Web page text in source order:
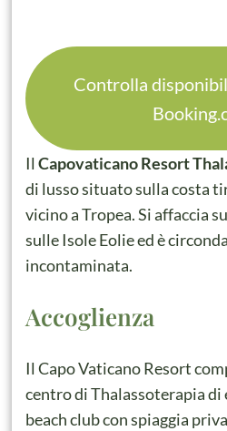
Controlla
IlCapovaticano Resort
di lusso situato sulla costa
vicino a Tropea. Si affaccia
sulle Isole Eolie ed è
incontaminata.
Accoglienza
Il Capo Vaticano Resort
centro di Thalassoterapia di
beach club con spiaggia